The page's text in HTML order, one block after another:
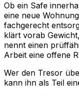
Ob ein Safe
eine neue
fachgerecht
klärt vorab
nennt einen
Arbeit eine offene
Wer den Tresor
kann ihn als Teil